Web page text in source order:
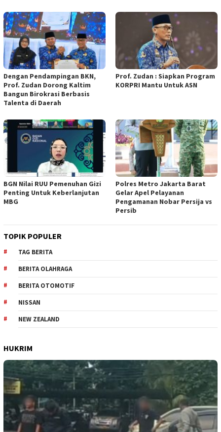
Dengan Pendampingan BKN,
Prof. Zudan Dorong Kaltim
Bangun Birokrasi Berbasis
Talenta di Daerah
Prof. Zudan : Siapkan Program
KORPRI Mantu Untuk ASN
BGN Nilai RUU Pemenuhan Gizi
Penting Untuk Keberlanjutan
MBG
Polres Metro Jakarta Barat
Gelar Apel Pelayanan
Pengamanan Nobar Persija vs
Persib
TOPIK POPULER
TAG BERITA
BERITA OLAHRAGA
BERITA OTOMOTIF
NISSAN
NEW ZEALAND
HUKRIM